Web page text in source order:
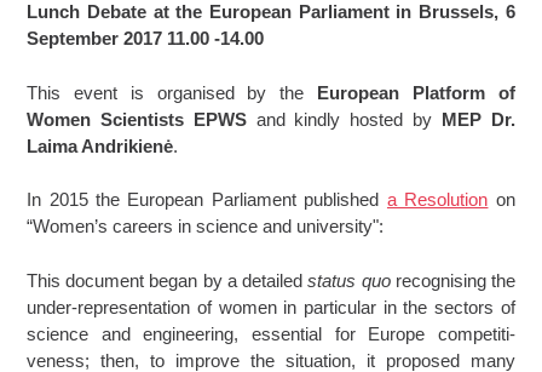
Lunch Debate at the European Parliament in Brussels, 6
September 2017 11.00 -14.00
This event is organised by the European Platform of
Women Scientists EPWS and kindly hosted by MEP Dr.
Laima Andrikienė.
In 2015 the European Parliament published a Resolution on
“Women’s careers in science and university":
This document began by a detailedstatus quo recognising the
under-representation of wo­men in particular in the sectors of
science and engineering, essential for Europe competiti­
veness; then, to improve the situation, it proposed many